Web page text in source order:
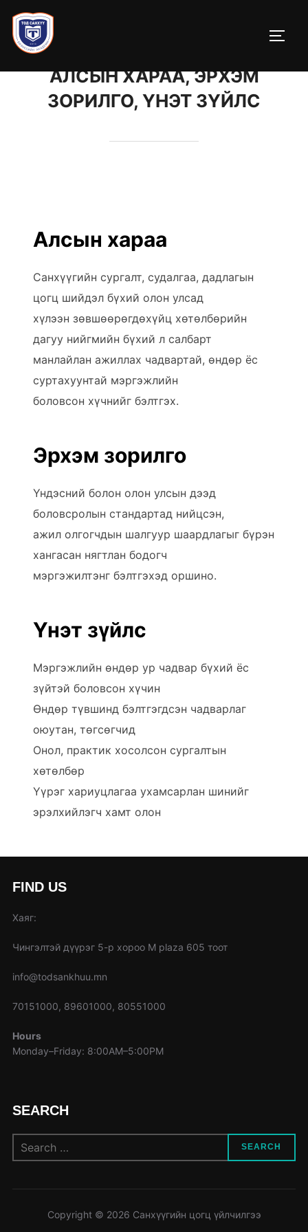
Skip
content
АЛСЫН ХАРАА, ЭРХЭМ
ЗОРИЛГО, ҮНЭТ ЗҮЙЛС
Алсын хараа
Санхүүгийн сургалт, судалгаа, дадлагын
цогц шийдэл бүхий олон улсад
хүлээн зөвшөөрөгдөхүйц хөтөлбөрийн
дагуу нийгмийн бүхий л салбарт
манлайлан ажиллах чадвартай, өндөр ёс
суртахуунтай мэргэжлийн
боловсон хүчнийг бэлтгэх.
Эрхэм зорилго
Үндэсний болон олон улсын дээд
боловсролын стандартад нийцсэн,
ажил олгогчдын шалгуур шаардлагыг бүрэн
хангасан нягтлан бодогч
мэргэжилтэнг бэлтгэхэд оршино.
Үнэт зүйлс
Мэргэжлийн өндөр ур чадвар бүхий ёс
зүйтэй боловсон хүчин
Өндөр түвшинд бэлтгэгдсэн чадварлаг
оюутан, төгсөгчид
Онол, практик хосолсон сургалтын
хөтөлбөр
Үүрэг хариуцлагаа ухамсарлан шинийг
эрэлхийлэгч хамт олон
FIND US
Хаяг:
Чингэлтэй дүүрэг 5-р хороо M plaza 605 тоот
info@todsankhuu.mn
70151000, 89601000, 80551000
Hours
Monday–Friday: 8:00AM–5:00PM
SEARCH
for:
SEARCH
Copyright © 2026 Санхүүгийн цогц үйлчилгээ